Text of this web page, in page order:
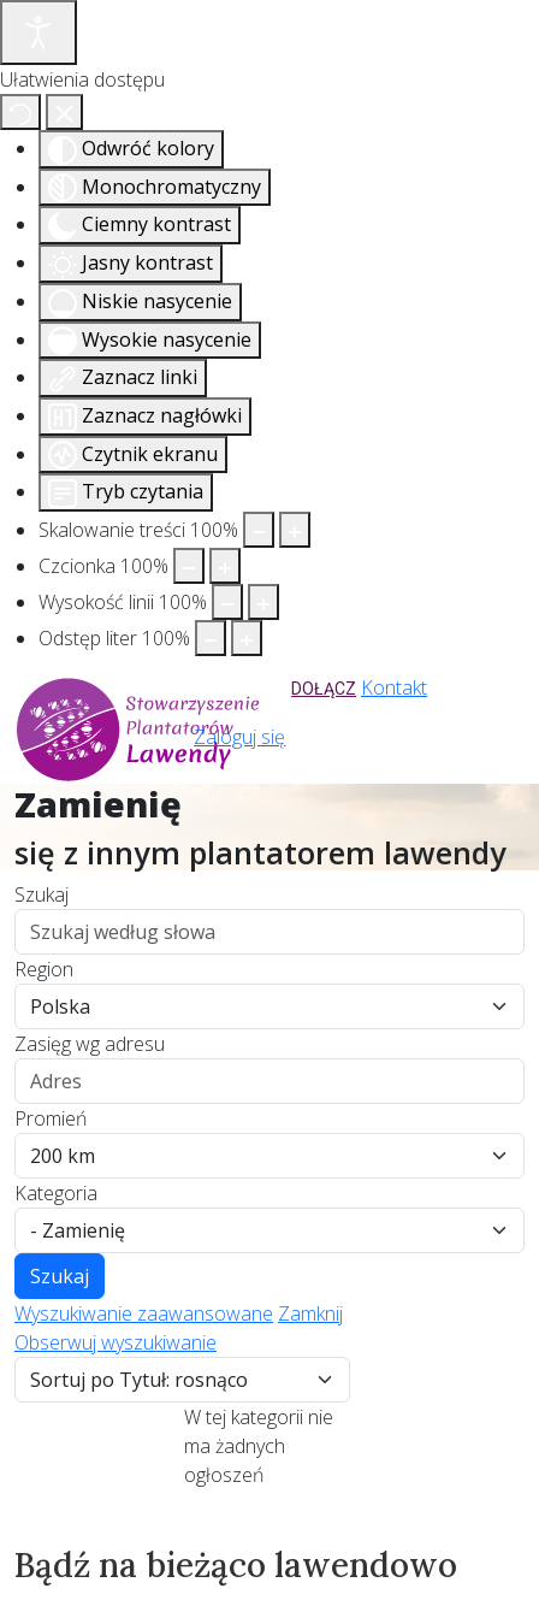
Ułatwienia dostępu
Odwróć kolory
Monochromatyczny
Ciemny kontrast
Jasny kontrast
Niskie nasycenie
Wysokie nasycenie
Zaznacz linki
Zaznacz nagłówki
Czytnik ekranu
Tryb czytania
Skalowanie treści 100%
Czcionka 100%
Wysokość linii 100%
Odstęp liter 100%
DOŁĄCZ Kontakt
Zaloguj się
Zamienię
się z innym plantatorem lawendy
Szukaj
Region
Zasięg wg adresu
Promień
Kategoria
Szukaj
Wyszukiwanie zaawansowane Zamknij
Obserwuj wyszukiwanie
W tej kategorii nie
ma żadnych
ogłoszeń
Bądź na bieżąco lawendowo